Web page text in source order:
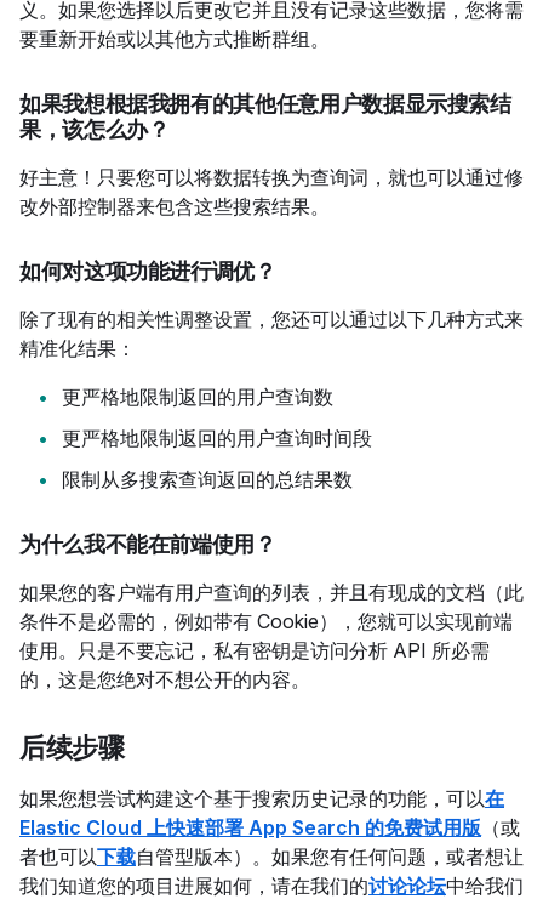
义。如果您选择以后更改它并且没有记录这些数据，您将需
要重新开始或以其他方式推断群组。
如果我想根据我拥有的其他任意用户数据显示搜索结
果，该怎么办？
好主意！只要您可以将数据转换为查询词，就也可以通过修
改外部控制器来包含这些搜索结果。
如何对这项功能进行调优？
除了现有的相关性调整设置，您还可以通过以下几种方式来
精准化结果：
更严格地限制返回的用户查询数
更严格地限制返回的用户查询时间段
限制从多搜索查询返回的总结果数
为什么我不能在前端使用？
如果您的客户端有用户查询的列表，并且有现成的文档（此
条件不是必需的，例如带有 Cookie），您就可以实现前端
使用。只是不要忘记，私有密钥是访问分析 API 所必需
的，这是您绝对不想公开的内容。
后续步骤
如果您想尝试构建这个基于搜索历史记录的功能，可以在
Elastic Cloud 上快速部署 App Search 的免费试用版 （或
者也可以下载自管型版本）。如果您有任何问题，或者想让
我们知道您的项目进展如何，请在我们的讨论论坛中给我们